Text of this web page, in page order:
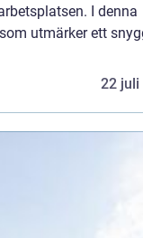
I denna
utmärker ett
22 juli